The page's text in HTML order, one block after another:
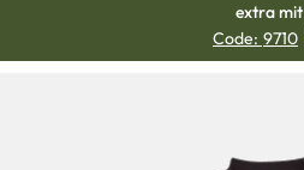
extra mit
Code: 9710